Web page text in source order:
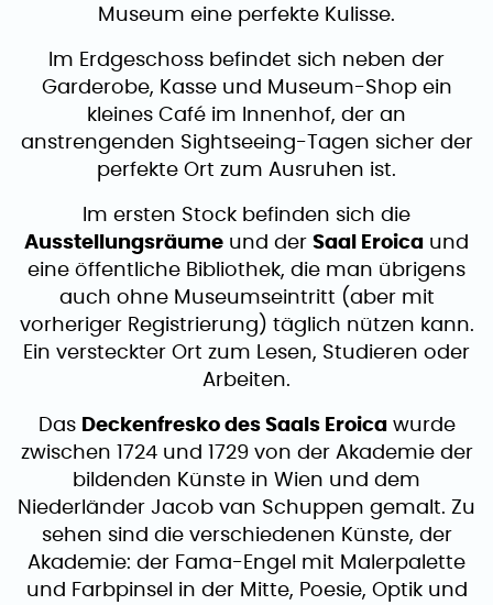
Museum eine perfekte Kulisse.
Im Erdgeschoss befindet sich neben der
Garderobe, Kasse und Museum-Shop ein
kleines Café im Innenhof, der an
anstrengenden Sightseeing-Tagen sicher der
perfekte Ort zum Ausruhen ist.
Im ersten Stock befinden sich die
Ausstellungsräume und der Saal Eroica und
eine öffentliche Bibliothek, die man übrigens
auch ohne Museumseintritt (aber mit
vorheriger Registrierung) täglich nützen kann.
Ein versteckter Ort zum Lesen, Studieren oder
Arbeiten.
Das Deckenfresko des Saals Eroicawurde
zwischen 1724 und 1729 von der Akademie der
bildenden Künste in Wien und dem
Niederländer Jacob van Schuppen gemalt. Zu
sehen sind die verschiedenen Künste, der
Akademie: der Fama-Engel mit Malerpalette
und Farbpinsel in der Mitte, Poesie, Optik und